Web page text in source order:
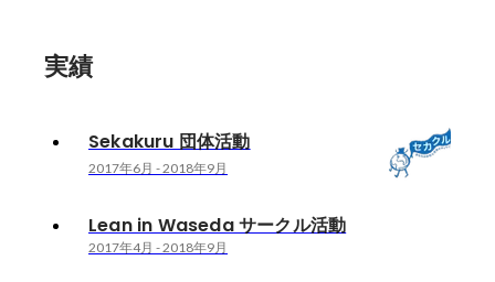
実績
Sekakuru 団体活動
2017年6月 -2018年9月
Lean in Waseda サークル活動
2017年4月 -2018年9月